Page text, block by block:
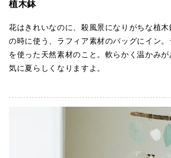
植木鉢
花はきれいなのに、殺風景になりがちな植
の時に使う、ラフィア素材のバッグにイン
を使った天然素材のこと。軟らかく温かみ
気に夏らしくなりますよ。